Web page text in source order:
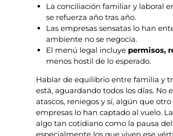
La conciliación familiar y laboral
se refuerza año tras año.
Las empresas sensatas lo han
ambiente no se negocia.
El menú legal incluye permisos,
menos hostil de lo esperado.
Hablar de equilibrio entre familia y
está, aguardando todos los días. No
atascos, reniegos y sí, algún que
empresas lo han captado al vuelo. La
algo tan cotidiano como la pausa